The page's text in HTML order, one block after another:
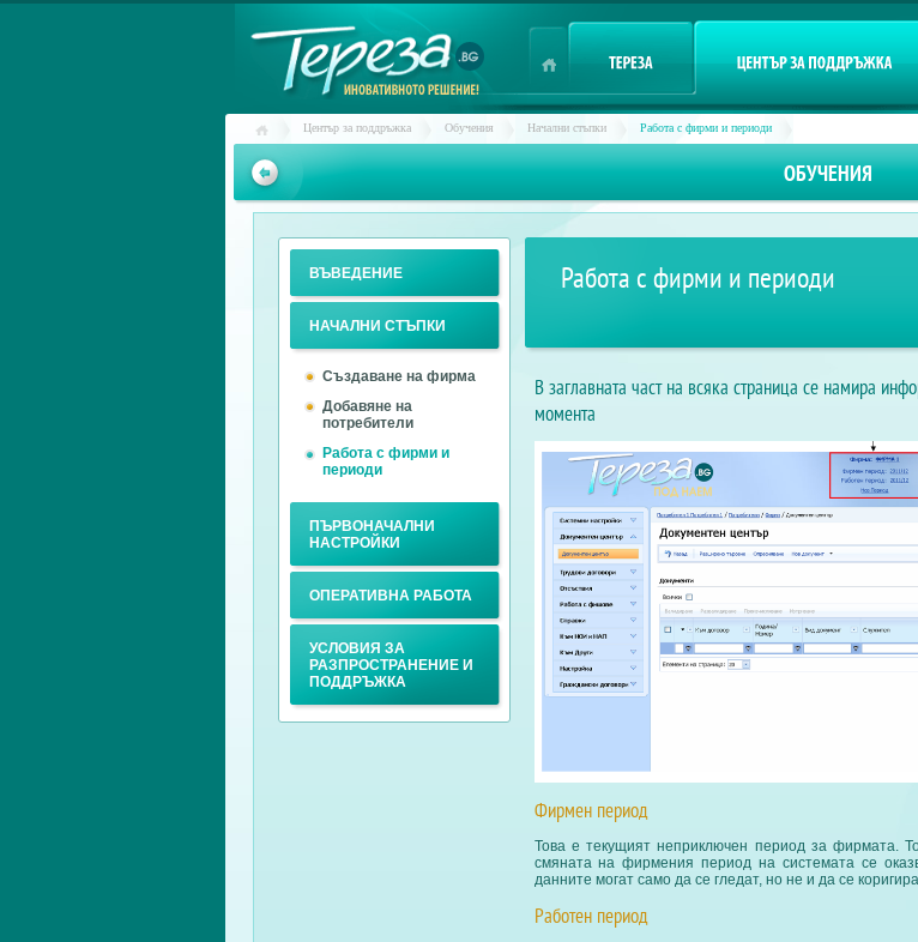
Потребител
Потребител
Център за поддръжка Oбучения Начални стъпки Работа с фирми и периоди
ОБУЧЕНИЯ
ВЪВЕДЕНИЕ
НАЧАЛНИ СТЪПКИ
Създаване на фирма
Добавяне на
потребители
Работа с фирми и
периоди
ПЪРВОНАЧАЛНИ
НАСТРОЙКИ
ОПЕРАТИВНА РАБОТА
УСЛОВИЯ ЗА
РАЗПРОСТРАНЕНИЕ И
ПОДДРЪЖКА
Работа с фирми и периоди
В заглавната част на всяка страница се намира
момента
Фирмен период
Това е текущият неприключен период за фирмата.
смяната на фирмения период на системата се
данните могат само да се гледат, но не и да се
Работен период